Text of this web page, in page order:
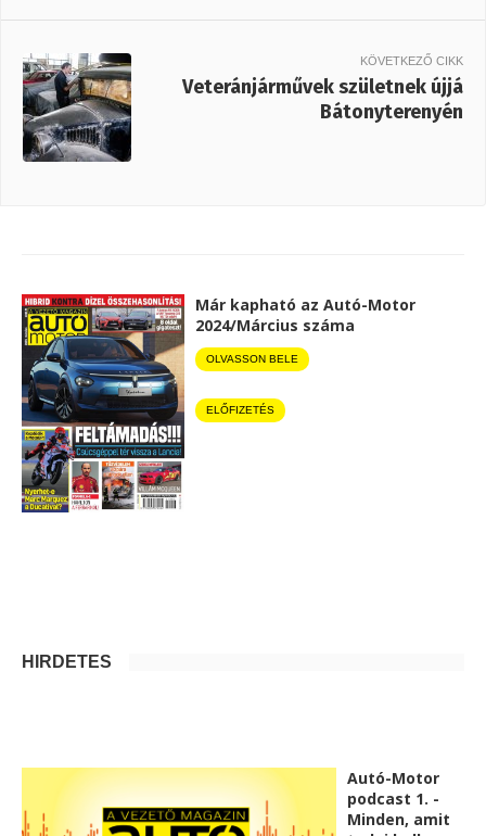
KÖVETKEZŐ CIKK
Veteránjárművek születnek újjá
Bátonyterenyén
Már kapható az Autó-Motor
2024/Március száma
OLVASSON BELE
ELŐFIZETÉS
HIRDETÉS
Autó-Motor
podcast 1. -
Minden, amit